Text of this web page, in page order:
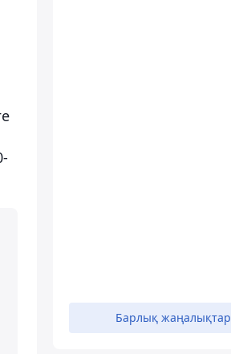
Барлық жаңалықтар